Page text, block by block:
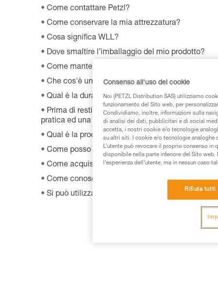
Come contattare Petzl?
Come conservare la mia attrezzatura?
Cosa significa WLL?
Dove smaltire l’imballaggio del mio prodotto?
Come mantenere correttamente la mia
Che cos'è un DPI?
Qual è la durata della mia attrezzatura Petzl?
Prima di restituire un prodotto difettoso a Petzl,
pratica ed una data di reso?
Qual è la procedura di garanzia Petzl?
Come posso smaltire la mia attrezzatura?
Come acquistare un prodotto Petzl?
Come conoscere la data di fabbricazione del
Si può utilizzare lo SHUNT in autoassicurazione?
Consenso all'uso dei cookie
Noi (PETZL Distribution SAS) utilizziamo
funzionamento del Sito web, per
Condividiamo, inoltre, informazioni sulla
di analisi dei dati, pubblicitari e di social
accetta, i nostri cookie e/o tecnologie
su altri siti. I cookie e/o tecnologie analoghe
L’utente può revocare il proprio consenso
disponibile nella parte inferiore del Sito
l’esperienza dell’utente, ma in nessun caso
Rifiuta tutti